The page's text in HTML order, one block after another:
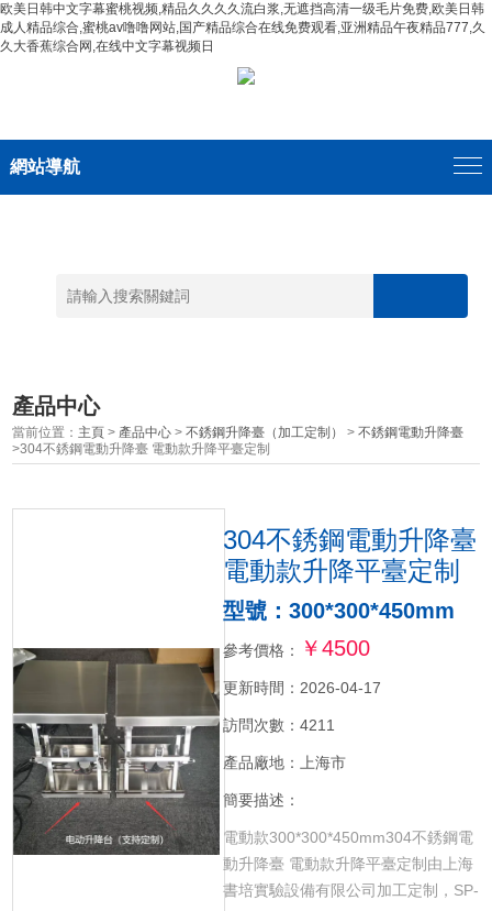
欧美日韩中文字幕蜜桃视频,精品久久久久流白浆,无遮挡高清一级毛片免费,欧美日韩
成人精品综合,蜜桃av噜噜网站,国产精品综合在线免费观看,亚洲精品午夜精品777,久
久大香蕉综合网,在线中文字幕视频日
網站導航
產品中心
當前位置： 主頁 > 產品中心 >不銹鋼升降臺（加工定制） >不銹鋼電動升降臺
>304不銹鋼電動升降臺 電動款升降平臺定制
304不銹鋼電動升降臺
電動款升降平臺定制
型號：300*300*450mm
參考價格： ￥4500
更新時間：2026-04-17
訪問次數：4211
產品廠地：上海市
簡要描述：
電動款300*300*450mm304不銹鋼電
動升降臺 電動款升降平臺定制由上海
書培實驗設備有限公司加工定制，SP-